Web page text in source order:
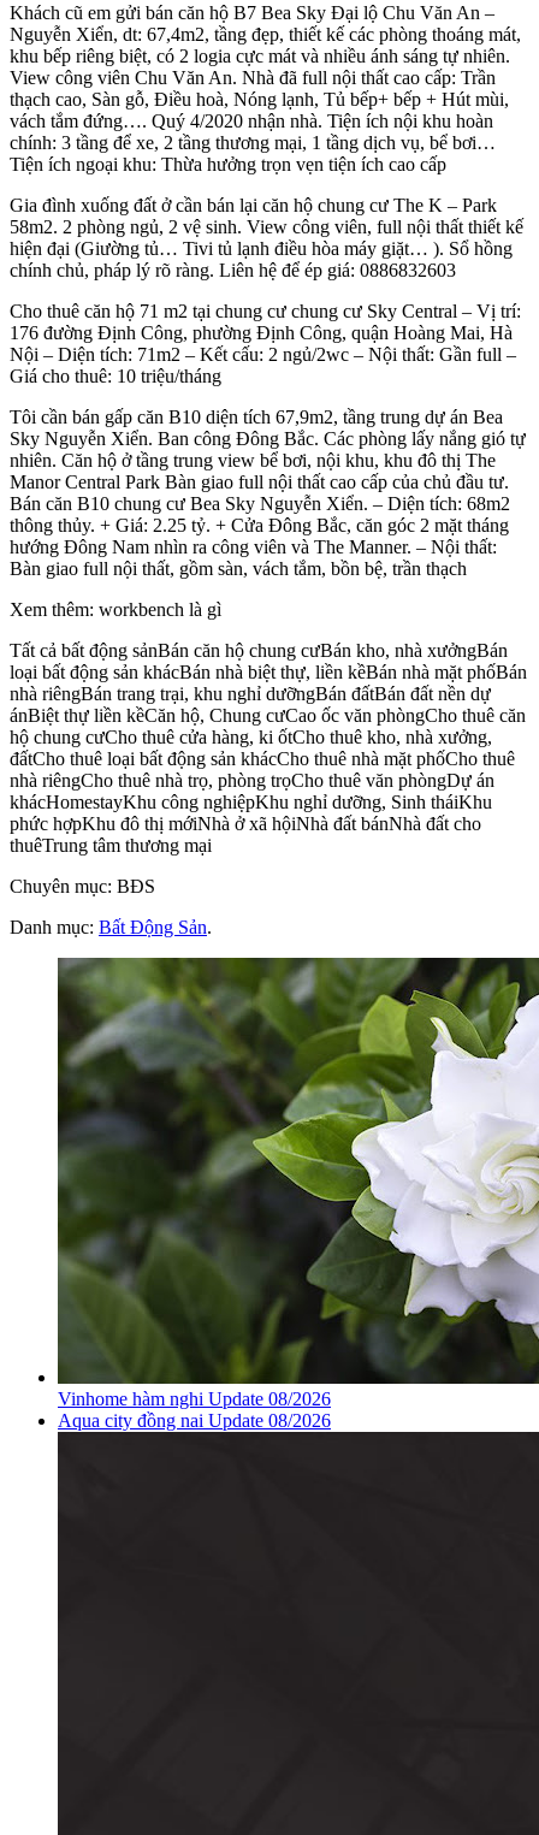
Khách cũ em gửi bán căn hộ B7 Bea Sky Đại lộ Chu Văn An –
Nguyễn Xiển, dt: 67,4m2, tầng đẹp, thiết kế các phòng thoáng mát,
khu bếp riêng biệt, có 2 logia cực mát và nhiều ánh sáng tự nhiên.
View công viên Chu Văn An. Nhà đã full nội thất cao cấp: Trần
thạch cao, Sàn gỗ, Điều hoà, Nóng lạnh, Tủ bếp+ bếp + Hút mùi,
vách tắm đứng…. Quý 4/2020 nhận nhà. Tiện ích nội khu hoàn
chính: 3 tầng để xe, 2 tầng thương mại, 1 tầng dịch vụ, bể bơi…
Tiện ích ngoại khu: Thừa hưởng trọn vẹn tiện ích cao cấp
Gia đình xuống đất ở cần bán lại căn hộ chung cư The K – Park
58m2. 2 phòng ngủ, 2 vệ sinh. View công viên, full nội thất thiết kế
hiện đại (Giường tủ… Tivi tủ lạnh điều hòa máy giặt… ). Sổ hồng
chính chủ, pháp lý rõ ràng. Liên hệ để ép giá: 0886832603
Cho thuê căn hộ 71 m2 tại chung cư chung cư Sky Central – Vị trí:
176 đường Định Công, phường Định Công, quận Hoàng Mai, Hà
Nội – Diện tích: 71m2 – Kết cấu: 2 ngủ/2wc – Nội thất: Gần full –
Giá cho thuê: 10 triệu/tháng
Tôi cần bán gấp căn B10 diện tích 67,9m2, tầng trung dự án Bea
Sky Nguyễn Xiển. Ban công Đông Bắc. Các phòng lấy nắng gió tự
nhiên. Căn hộ ở tầng trung view bể bơi, nội khu, khu đô thị The
Manor Central Park Bàn giao full nội thất cao cấp của chủ đầu tư.
Bán căn B10 chung cư Bea Sky Nguyễn Xiển. – Diện tích: 68m2
thông thủy. + Giá: 2.25 tỷ. + Cửa Đông Bắc, căn góc 2 mặt tháng
hướng Đông Nam nhìn ra công viên và The Manner. – Nội thất:
Bàn giao full nội thất, gồm sàn, vách tắm, bồn bệ, trần thạch
Xem thêm: workbench là gì
Tất cả bất động sảnBán căn hộ chung cưBán kho, nhà xưởngBán
loại bất động sản khácBán nhà biệt thự, liền kềBán nhà mặt phốBán
nhà riêngBán trang trại, khu nghỉ dưỡngBán đấtBán đất nền dự
ánBiệt thự liền kềCăn hộ, Chung cưCao ốc văn phòngCho thuê căn
hộ chung cưCho thuê cửa hàng, ki ốtCho thuê kho, nhà xưởng,
đấtCho thuê loại bất động sản khácCho thuê nhà mặt phốCho thuê
nhà riêngCho thuê nhà trọ, phòng trọCho thuê văn phòngDự án
khácHomestayKhu công nghiệpKhu nghỉ dưỡng, Sinh tháiKhu
phức hợpKhu đô thị mớiNhà ở xã hộiNhà đất bánNhà đất cho
thuêTrung tâm thương mại
Chuyên mục: BĐS
Danh mục: Bất Động Sản.
Vinhome hàm nghi Update 08/2026
Aqua city đồng nai Update 08/2026